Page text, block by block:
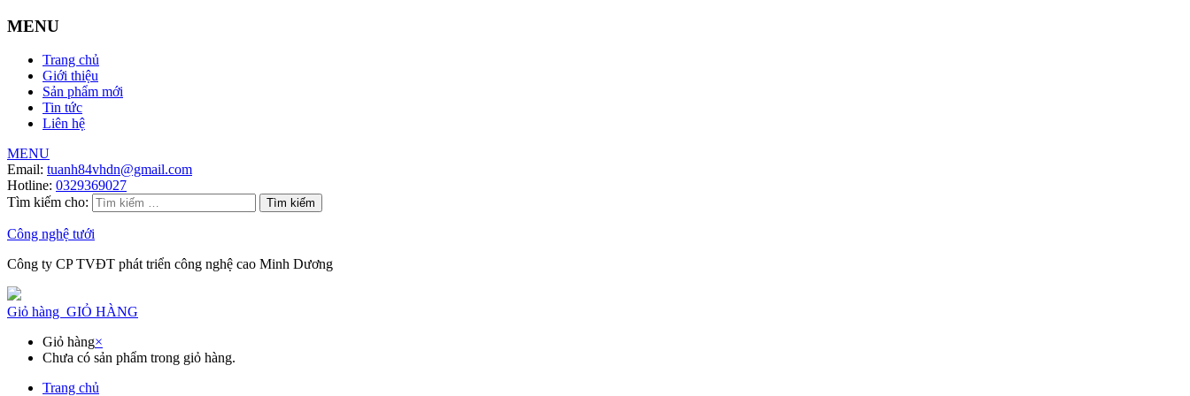
MENU
Trang chủ
Giới thiệu
Sản phẩm mới
Tin tức
Liên hệ
MENU
Email: tuanh84vhdn@gmail.com
Hotline: 0329369027
Tìm kiếm cho:
Công nghệ tưới
Công ty CP TVĐT phát triển công nghệ cao Minh Dương
Giỏ hàng GIỎ HÀNG
Giỏ hàng×
Chưa có sản phẩm trong giỏ hàng.
Trang chủ